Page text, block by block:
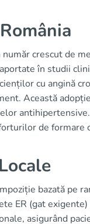
crescut de
în studii
cu angină
Această
de formare
bazată pe
ER (gat
asigurând